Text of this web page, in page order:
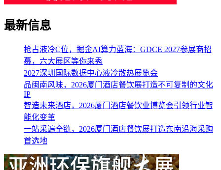
最新信息
抢占液冷C位，掘金AI算力蓝海：GDCE 2027参展商招
募，六大展区等你来秀
2027深圳国际数据中心液冷散热展览会
品闽南风味，2026厦门酒店餐饮展打造不可复制的文化
IP
智造未来酒店，2026厦门酒店餐饮业博览会引领行业智
能化变革
一站采遍全链，2026厦门酒店餐饮展打造东南沿海采购
首选地